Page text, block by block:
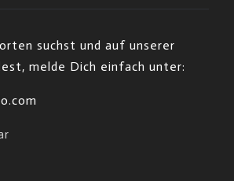
suchst und auf unserer
melde Dich einfach unter: